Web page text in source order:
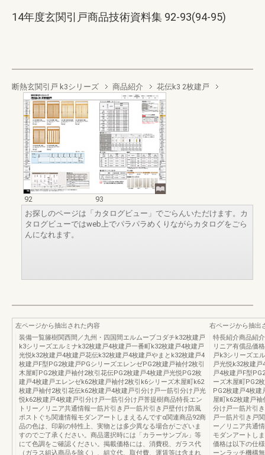
14年度玄関引戸商品技術資料集 92-93(94-95)
断熱玄関引戸 k3シリーズ 商品紹介 花伝k3 2枚建戸
92
93
お探しのページは「カタログビュー」でごらんいただけます。カ
タログビューではweb上でパラパラめくりながらカタログをごら
んになれます。
左ページから抽出された内容
装備一覧籐樹関西間／九州・四国間エルムーブコダチk32枚建戸
k3シリーズエルミナk32枚建戸4枚建戸一番町k32枚建戸4枚建戸
光悦k32枚建戸4枚建戸花伝k32枚建戸4枚建戸やまとk32枚建戸4
枚建戸F型PG2枚建戸PGシリーズエレンゼPG2枚建戸袖付2枚引
木屋町PG2枚建戸袖付2枚引花伝PG2枚建戸4枚建戸光悦PG2枚
建戸4枚建戸エレンゼk62枚建戸袖付2枚引k6シリーズ木屋町k62
枚建戸袖付2枚引花伝k62枚建戸4枚建戸引分け戸一筋引分け戸光
悦k62枚建戸4枚建戸引分け戸一筋引分け戸菩提樹商品特長エン
トリー／リニア共通情報一筋片引き戸一筋片引き戸壁付け防風
ポストぐち関連情報モダンアートしまえるんですα関連商品92商
品の色は、印刷の特性上、実物とは多少異なる場合がございま
すのでご了承ください。商品選択時には「カラーサンプル」等
にて色調をご確認ください。掲載価格には、消費税、ガラス代
（ガラス組込商品を除く）、組立代、取付費、運賃等は含まれ
右ページから抽出
特長紹介商品紹
リニア有償品価
戸k3シリーズエ
戸光悦k32枚建
戸4枚建戸F型
ーズ木屋町PG2
PG2枚建戸4枚建
屋町k62枚建戸
分け戸一筋片引
戸一筋片引き戸
ー／リニア共通
モダンアートし
価格は以下の仕
ーンラッチ機構